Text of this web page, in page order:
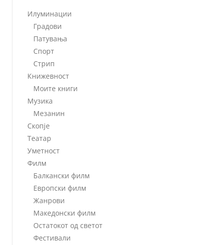
Илуминации
Градови
Патувања
Спорт
Стрип
Книжевност
Моите книги
Музика
Мезанин
Скопје
Театар
Уметност
Филм
Балкански филм
Европски филм
Жанрови
Македонски филм
Остатокот од светот
Фестивали